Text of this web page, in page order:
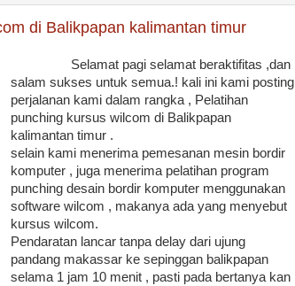
di Balikpapan kalimantan timur
Selamat pagi selamat beraktifitas ,dan
salam sukses untuk semua.! kali ini kami posting
perjalanan kami dalam rangka , Pelatihan
punching kursus wilcom di Balikpapan
kalimantan timur .
selain kami menerima pemesanan mesin bordir
komputer , juga menerima pelatihan program
punching desain bordir komputer menggunakan
software wilcom , makanya ada yang menyebut
kursus wilcom.
Pendaratan lancar tanpa delay dari ujung
pandang makassar ke sepinggan balikpapan
selama 1 jam 10 menit , pasti pada bertanya kan